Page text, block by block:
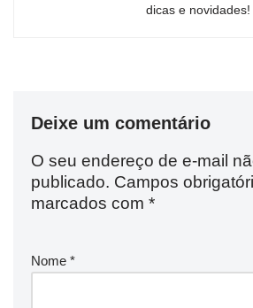
dicas e novidades!
Deixe um comentário
O seu endereço de e-mail
publicado. Campos
marcados com *
Nome *